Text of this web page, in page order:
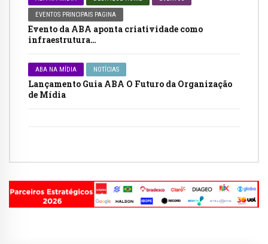
EVENTOS PRINCIPAIS PAGINA
Evento da ABA aponta criatividade como
infraestrutura…
ABA NA MÍDIA NOTÍCIAS
Lançamento Guia ABA O Futuro da Organização
de Mídia